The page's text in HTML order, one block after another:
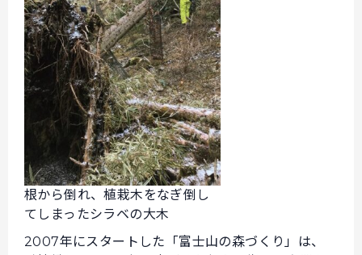
根から倒れ、植栽木をなぎ倒し
てしまったシラベの大木
2007年にスタートした「富士山の森づくり」は、